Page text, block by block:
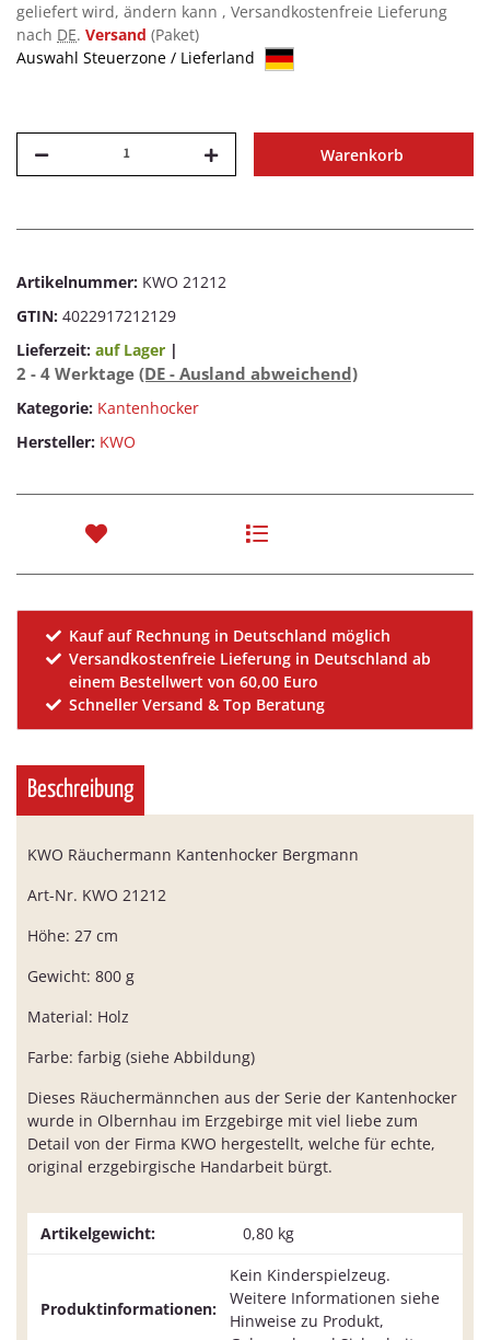
geliefert wird, ändern kann , Versandkostenfreie Lieferung
nach DE. Versand (Paket)
Auswahl Steuerzone / Lieferland
Warenkorb
Artikelnummer: KWO 21212
GTIN: 4022917212129
Lieferzeit: auf Lager |
2 - 4 Werktage (DE - Ausland abweichend)
Kategorie: Kantenhocker
Hersteller: KWO
Kauf auf Rechnung in Deutschland möglich
Versandkostenfreie Lieferung in Deutschland ab
einem Bestellwert von 60,00 Euro
Schneller Versand & Top Beratung
Beschreibung
KWO Räuchermann Kantenhocker Bergmann
Art-Nr. KWO 21212
Höhe: 27 cm
Gewicht: 800 g
Material: Holz
Farbe: farbig (siehe Abbildung)
Dieses Räuchermännchen aus der Serie der Kantenhocker
wurde in Olbernhau im Erzgebirge mit viel liebe zum
Detail von der Firma KWO hergestellt, welche für echte,
original erzgebirgische Handarbeit bürgt.
Artikelgewicht: 0,80 kg
Produktinformationen:
Kein Kinderspielzeug.
Weitere Informationen siehe
Hinweise zu Produkt,